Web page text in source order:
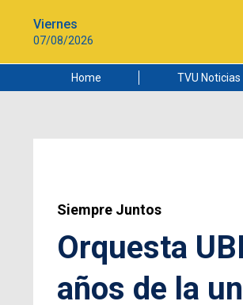
Viernes
07/08/2026
Home TVU Noticias
Ciudad
Siempre Juntos
Orquesta
años de la